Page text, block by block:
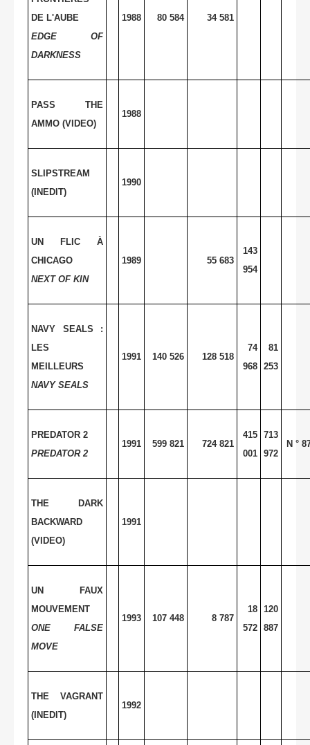
DE L'AUBE
EDGE OF
DARKNESS
1988 80 584 34 581
PASS THE
AMMO (VIDEO)
1988
SLIPSTREAM
(INEDIT)
1990
UN FLIC À
CHICAGO
NEXT OF KIN
1989 55 683
143
954
NAVY SEALS :
LES
MEILLEURS
NAVY SEALS
1991 140 526 128 518
74
968
81
253
PREDATOR 2
PREDATOR 2
1991 599 821 724 821
415
001
713
972
N °
THE DARK
BACKWARD
(VIDEO)
1991
UN FAUX
MOUVEMENT
ONE FALSE
MOVE
1993 107 448 8 787
18
572
120
887
THE VAGRANT
(INEDIT)
1992